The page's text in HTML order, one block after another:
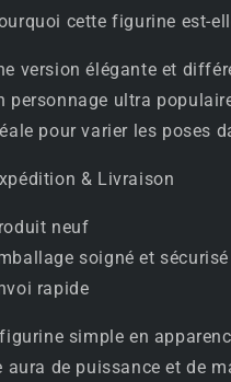
cette figurine est-
version élégante et
personnage ultra
pour varier les poses
& Livraison
neuf
soigné et sécurisé
rapide
simple en
aura de puissance et de